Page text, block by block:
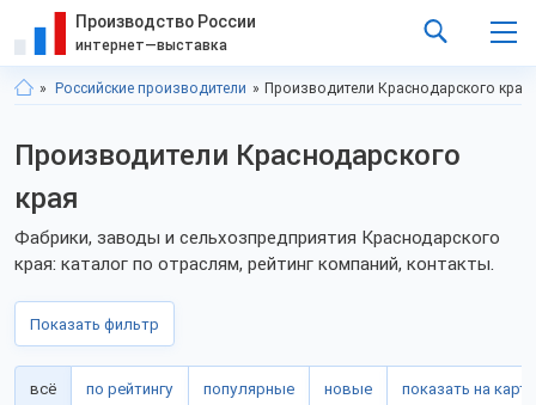
Производство России
интернет—выставка
Российские производители Производители Краснодарского края
Производители Краснодарского
края
Фабрики, заводы и сельхозпредприятия Краснодарского
края: каталог по отраслям, рейтинг компаний, контакты.
Показать фильтр
всё по рейтингу популярные новые показать на карте